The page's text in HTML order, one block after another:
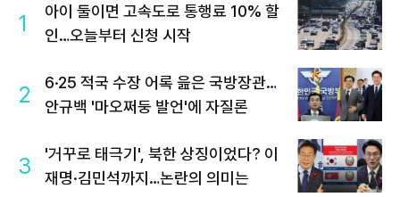
1
아이 둘이면 고속도로 통행료 10% 할
인…오늘부터 신청 시작
2
6·25 적국 수장 어록 읊은 국방장관…
안규백 '마오쩌둥 발언'에 자질론
3
'거꾸로 태극기', 북한 상징이었다? 이
재명·김민석까지…논란의 의미는